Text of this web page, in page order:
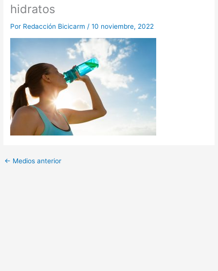
hidratos
Por Redacción Bicicarm /10 noviembre, 2022
← Medios anterior